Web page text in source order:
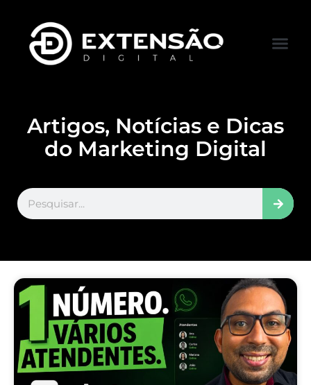
Artigos, Notícias e Dicas
do Marketing Digital